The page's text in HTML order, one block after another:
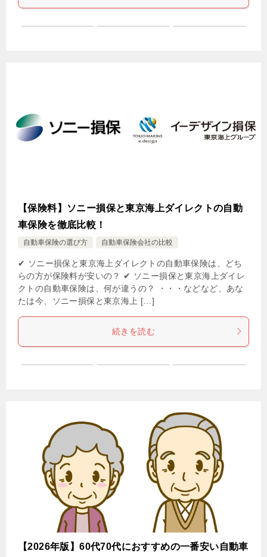
【保険料】ソニー損保と東京海上ダイレクトの自動
車保険を徹底比較！
自動車保険の選び方 自動車保険会社の比較
✔ ソニー損保と東京海上ダイレクトの自動車保険は、どち
らの方が保険料が安いの？ ✔ ソニー損保と東京海上ダイレ
クトの自動車保険は、何が違うの？ ・・・などなど、あな
たは今、ソニー損保と東京海上 […]
続きを読む
【2026年版】60代70代におすすめの一番安い自動車